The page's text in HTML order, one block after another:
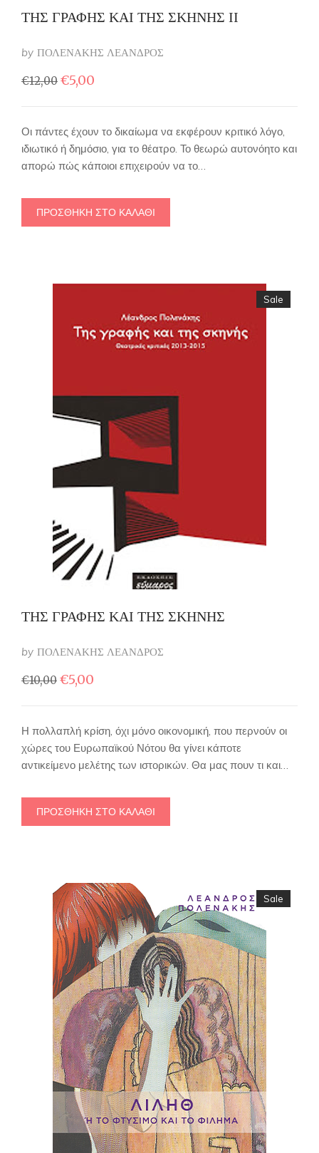
ΤΗΣ ΓΡΑΦΗΣ ΚΑΙ ΤΗΣ ΣΚΗΝΗΣ ΙΙ
by ΠΟΛΕΝΑΚΗΣ ΛΕΑΝΔΡΟΣ
€12,00 Original
€12,00.
€5,00
είναι:
€5,00.
Οι πάντες έχουν το δικαίωμα να εκφέρουν κριτικό λόγο,
ιδιωτικό ή δημόσιο, για το θέατρο. Το θεωρώ αυτονόητο και
απορώ πώς κάποιοι επιχειρούν να το…
ΠΡΟΣΘΉΚΗ ΣΤΟ ΚΑΛΆΘΙ
Sale
ΤΗΣ ΓΡΑΦΗΣ ΚΑΙ ΤΗΣ ΣΚΗΝΗΣ
by ΠΟΛΕΝΑΚΗΣ ΛΕΑΝΔΡΟΣ
€10,00 Original
€10,00.
€5,00
είναι:
€5,00.
Η πολλαπλή κρίση, όχι μόνο οικονομική, που περνούν οι
χώρες του Ευρωπαϊκού Νότου θα γίνει κάποτε
αντικείμενο μελέτης των ιστορικών. Θα μας πουν τι και…
ΠΡΟΣΘΉΚΗ ΣΤΟ ΚΑΛΆΘΙ
Sale